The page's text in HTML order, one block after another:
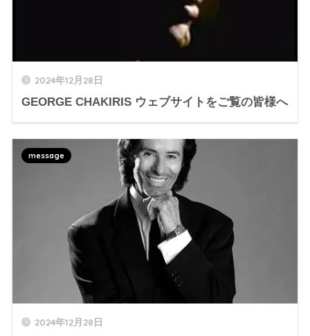
2024年12月28日
GEORGE CHAKIRIS ウェブサイトをご覧の皆様へ
2024年12月28日
message